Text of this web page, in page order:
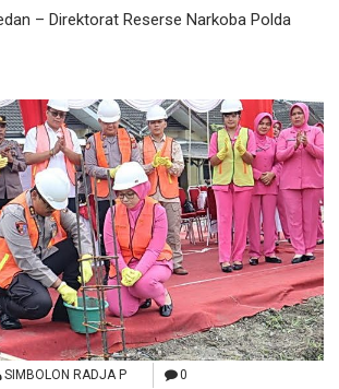
– Direktorat Reserse Narkoba Polda
SIMBOLON RADJA P 0